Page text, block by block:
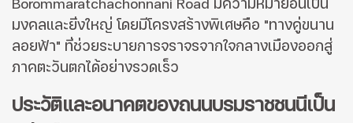
Borommaratchachonnani Road มีความหมายอันเป็น
มงคลและยิ่งใหญ่ โดยมีโครงสร้างพิเศษคือ "ทางคู่ขนาน
ลอยฟ้า" ที่ช่วยระบายการจราจรจากใจกลางเมืองออกสู่
ภาคตะวันตกได้อย่างรวดเร็ว
ประวัติและอนาคตของถนนบรมราชชนนีเป็น